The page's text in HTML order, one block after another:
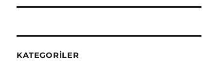
KATEGORILER